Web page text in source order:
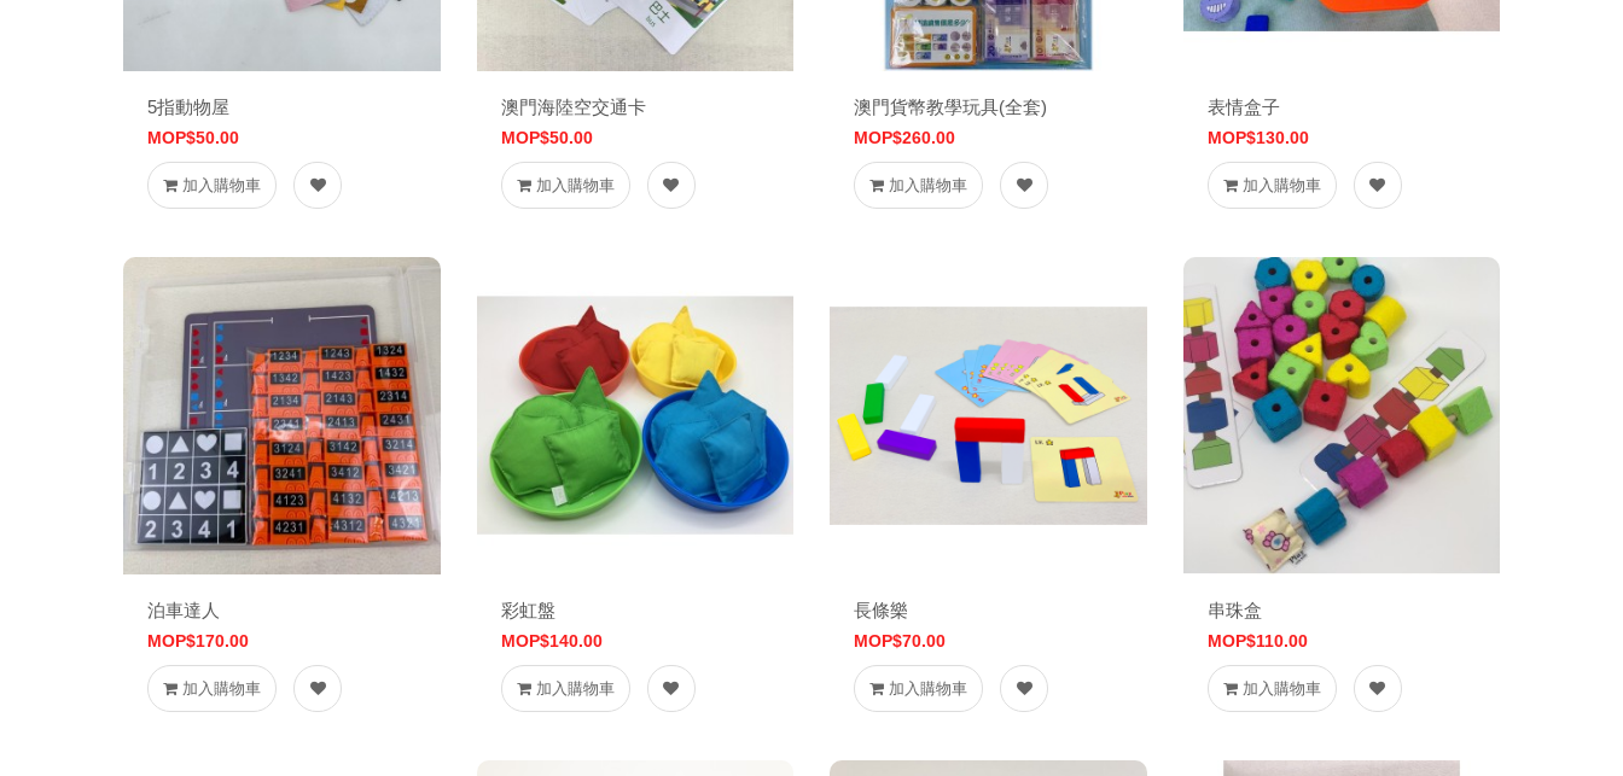
5指動物屋
MOP$50.00
加入購物車
澳門海陸空交通卡
MOP$50.00
加入購物車
澳門貨幣教學玩具(全套)
MOP$260.00
加入購物車
表情盒子
MOP$130.00
加入購物車
泊車達人
MOP$170.00
加入購物車
彩虹盤
MOP$140.00
加入購物車
長條樂
MOP$70.00
加入購物車
串珠盒
MOP$110.00
加入購物車